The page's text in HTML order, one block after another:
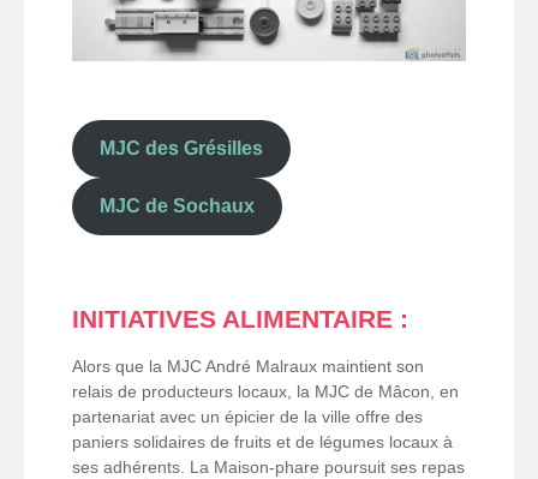
MJC des Grésilles
MJC de Sochaux
INITIATIVES ALIMENTAIRE :
Alors que la MJC André Malraux maintient son
relais de producteurs locaux, la MJC de Mâcon, en
partenariat avec un épicier de la ville offre des
paniers solidaires de fruits et de légumes locaux à
ses adhérents. La Maison-phare poursuit ses repas